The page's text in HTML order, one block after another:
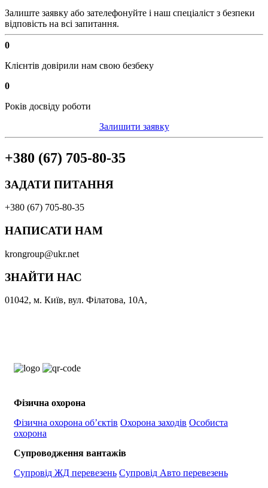
Залиште заявку або зателефонуйте і наш спеціаліст з безпеки
відповість на всі запитання.
0
Клієнтів довірили нам свою безбеку
0
Років досвіду роботи
Залишити заявку
+380 (67) 705-80-35
ЗАДАТИ ПИТАННЯ
+380 (67) 705-80-35
НАПИСАТИ НАМ
krongroup@ukr.net
ЗНАЙТИ НАС
01042, м. Київ, вул. Філатова, 10А,
Фізична охорона
Фізична охорона об’єктів Охорона заходів Особиста
охорона
Супроводження вантажів
Супровід ЖД перевезень Супровід Авто перевезень